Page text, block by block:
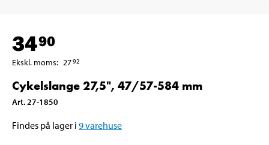
3490
Ekskl. moms: 2792
Cykelslange 27,5", 47/57-584 mm
Art. 27-1850
Findes på lager i 9varehuse